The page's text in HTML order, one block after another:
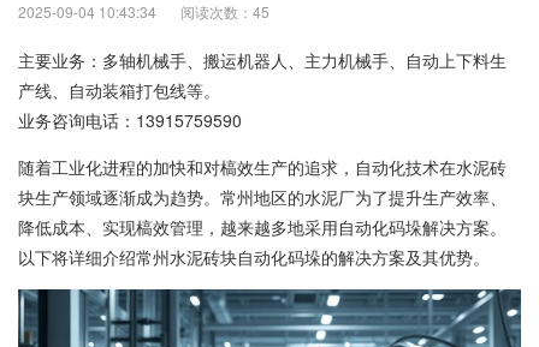
2025-09-04 10:43:34 阅读次数：45
主要业务：多轴机械手、搬运机器人、主力机械手、自动上下料生
产线、自动装箱打包线等。
业务咨询电话： 13915759590
随着工业化进程的加快和对槁效生产的追求，自动化技术在水泥砖
块生产领域逐渐成为趋势。常州地区的水泥厂为了提升生产效率、
降低成本、实现槁效管理，越来越多地采用自动化码垛解决方案。
以下将详细介绍常州水泥砖块自动化码垛的解决方案及其优势。